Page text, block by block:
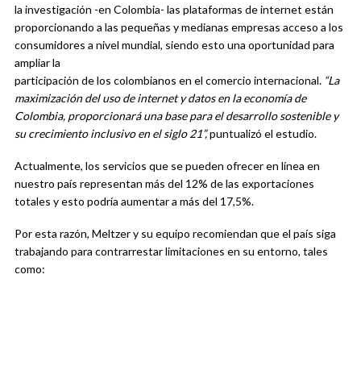
la investigación -en Colombia- las plataformas de internet están
proporcionando a las pequeñas y medianas empresas acceso a los
consumidores a nivel mundial, siendo esto una oportunidad para
ampliar la
participación de los colombianos en el comercio internacional. “La
maximización del uso de internet y datos en la economía de
Colombia, proporcionará una base para el desarrollo sostenible y
su crecimiento inclusivo en el siglo 21”,puntualizó el estudio.
Actualmente, los servicios que se pueden ofrecer en línea en
nuestro país representan más del 12% de las exportaciones
totales y esto podría aumentar a más del 17,5%.
Por esta razón, Meltzer y su equipo recomiendan que el país siga
trabajando para contrarrestar limitaciones en su entorno, tales
como: